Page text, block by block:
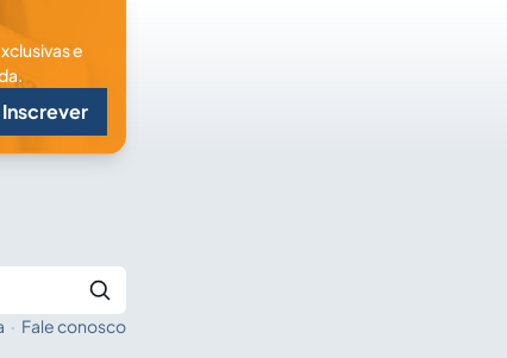
e
Inscrever
· Fale conosco